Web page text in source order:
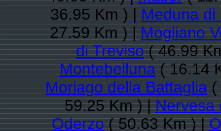
36.95 Km ) |Meduna di
27.59 Km ) |Mogliano
di Treviso( 46.99
Montebelluna( 16.14
Moriago della Battaglia(
59.25 Km ) |Nervesa
Oderzo( 50.63 Km ) |